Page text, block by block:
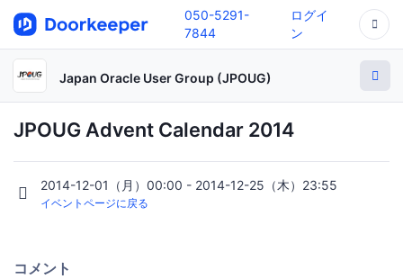
050-5291-
7844
ログイ
ン
Japan Oracle User Group (JPOUG)
JPOUG Advent Calendar 2014
2014-12-01（月）00:00 - 2014-12-25（木）23:55
イベントページに戻る
コメント